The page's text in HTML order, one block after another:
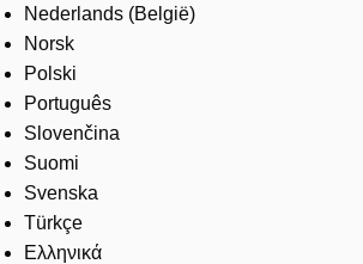
Nederlands (België)
Norsk
Polski
Português
Slovenčina
Suomi
Svenska
Türkçe
Ελληνικά